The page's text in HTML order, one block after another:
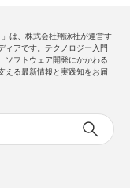
は、株式会社翔泳社が運営す
ィアです。テクノロジー入門
ソフトウェア開発にかかわる
える最新情報と実践知をお届